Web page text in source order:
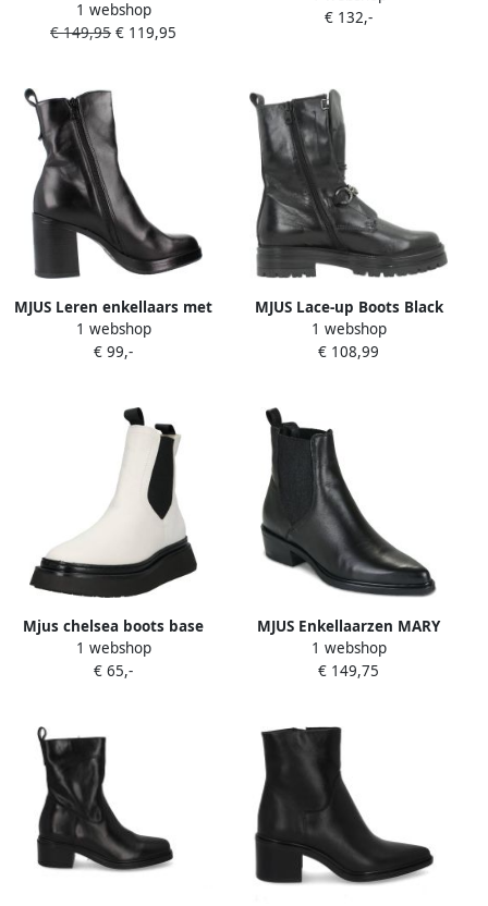
cowboylaarzen zwart
1 webshop
€ 149,95 € 119,95
€ 132,-
MJUS Leren enkellaars met
hak Zwart Leer Enkellaars
met hak Dames
1 webshop
€ 99,-
MJUS Lace-up Boots Black
Dames
1 webshop
€ 108,99
Mjus chelsea boots base
Zwart
1 webshop
€ 65,-
MJUS Enkellaarzen MARY
CHELS
1 webshop
€ 149,75